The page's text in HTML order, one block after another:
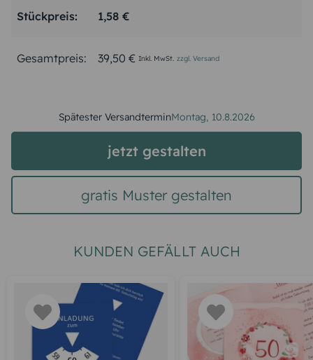
Stückpreis: 1,58 €
Gesamtpreis: 39,50 € Inkl. MwSt. zzgl. Versand
Spätester VersandterminMontag, 10.8.2026
jetzt gestalten
gratis Muster gestalten
KUNDEN GEFÄLLT AUCH